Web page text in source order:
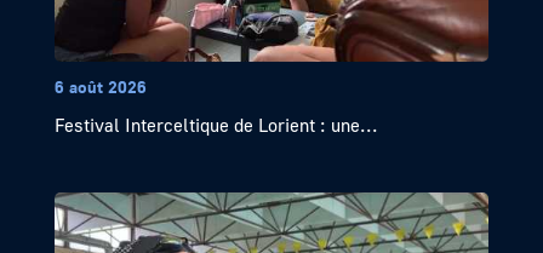
6 août 2026
Festival Interceltique de Lorient : une...